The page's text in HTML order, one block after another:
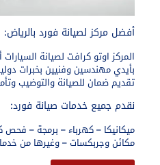
أفضل مركز لصيانة فورد بالرياض:​
المركز اوتو كرافت لصيانة
بأيدي مهندسين وفنيين بخبرات
تقديم ضمان للصيانة والتوضيب
نقدم جميع خدمات صيانة فورد:
ميكانيكا – كهرباء – برمجة –
مكائن وجربكسات – وغيرها من